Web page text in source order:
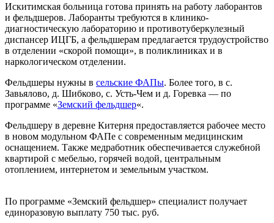
Искитимская больница готова принять на работу лаборантов
и фельдшеров. Лаборанты требуются в клинико-
диагностическую лабораторию и противотуберкулезный
диспансер ИЦГБ, а фельдшерам предлагается трудоустройство
в отделении «скорой помощи», в поликлиниках и в
наркологическом отделении.
Фельдшеры нужны в сельские ФАПы. Более того, в с.
Завьялово, д. Шибково, с. Усть-Чем и д. Горевка — по
программе «Земский фельдшер«.
Фельдшеру в деревне Китерня предоставляется рабочее место
в новом модульном ФАПе с современным медицинским
оснащением. Также медработник обеспечивается служебной
квартирой с мебелью, горячей водой, центральным
отоплением, интернетом и земельным участком.
По программе «Земский фельдшер» специалист получает
единоразовую выплату 750 тыс. руб.